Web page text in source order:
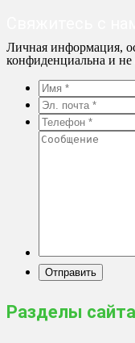
Личная информация,
конфиденциальна и не
Разделы сайта